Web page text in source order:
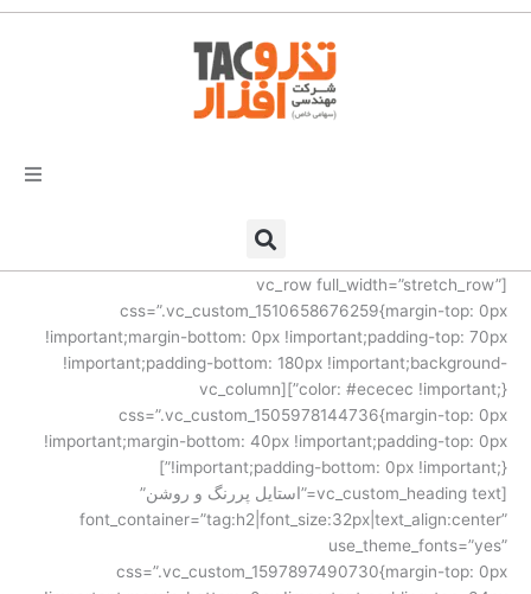
رفتن
محصولات و نرم افزارها
راهکارهای تذروافزار در صنایع
خدمات و پشتیبانی
دعوت به همکاری
[vc_row full_width=”stretch_row”
css=”.vc_custom_1510658676259{margin-top: 0px
!important;margin-bottom: 0px !important;padding-top: 70px
!important;padding-bottom: 180px !important;background-
color: #ececec !important;}”][vc_column
css=”.vc_custom_1505978144736{margin-top: 0px
!important;margin-bottom: 40px !important;padding-top: 0px
!important;padding-bottom: 0px !important;}”]
[vc_custom_heading text=”استایل پررنگ و روشن”
font_container=”tag:h2|font_size:32px|text_align:center”
use_theme_fonts=”yes”
css=”.vc_custom_1597897490730{margin-top: 0px